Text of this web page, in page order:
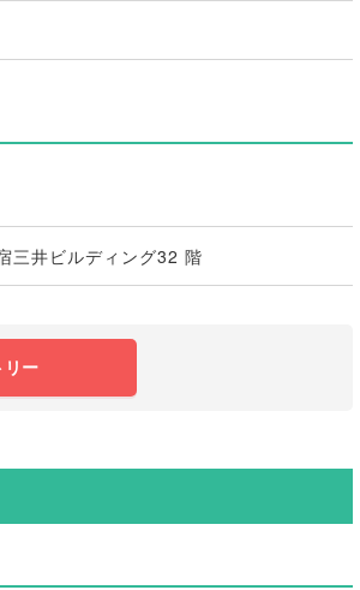
三井ビルディング32 階
リー